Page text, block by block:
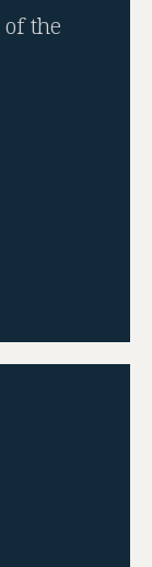
of the